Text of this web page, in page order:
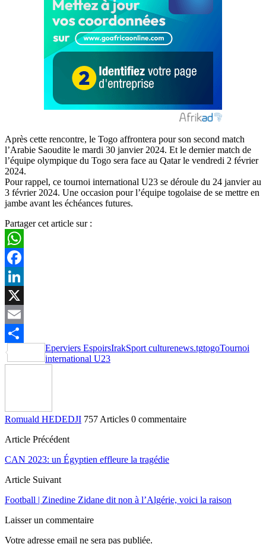
Après cette rencontre, le Togo affrontera pour son second match
l’Arabie Saoudite le mardi 30 janvier 2024. Et le dernier match de
l’équipe olympique du Togo sera face au Qatar le vendredi 2 février
2024.
Pour rappel, ce tournoi international U23 se déroule du 24 janvier au
3 février 2024. Une occasion pour l’équipe togolaise de se mettre en
jambe avant les échéances futures.
Partager cet article sur :
WhatsApp
Facebook
LinkedIn
X
Email
Partager
Eperviers EspoirsIrakSport culturenews.tgtogoTournoi
international U23
Romuald HEDEDJI 757 Articles 0 commentaire
Article Précédent
CAN 2023: un Égyptien effleure la tragédie
Article Suivant
Football | Zinedine Zidane dit non à l’Algérie, voici la raison
Laisser un commentaire
Votre adresse email ne sera pas publiée.